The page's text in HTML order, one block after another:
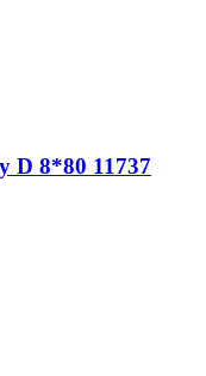
D 8*80 11737